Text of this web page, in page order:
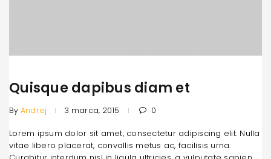
Quisque dapibus diam et
By Andrej 3 marca, 2015 0
Lorem ipsum dolor sit amet, consectetur adipiscing elit. Nulla
vitae libero placerat, convallis metus ac, facilisis urna.